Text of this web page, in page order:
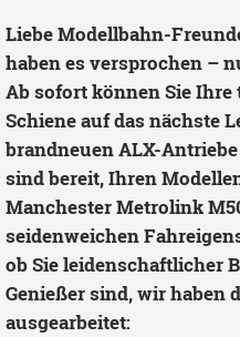
Liebe Modellbahn-
haben es versprochen –
Ab sofort können Sie Ihre
Schiene auf das nächste
brandneuen ALX-
sind bereit, Ihren
Manchester Metrolink
seidenweichen
ob Sie leidenschaftlicher
Genießer sind, wir haben
ausgearbeitet: